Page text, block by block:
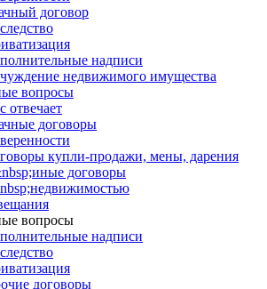
договор
надписи
недвижимого имущества
вопросы
отвечает
договоры
купли-продажи, мены, дарения
договоры
вопросы
надписи
договоры